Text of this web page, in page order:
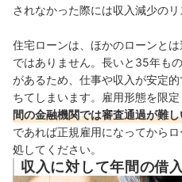
されなかった際には収入減少のリ
住宅ローンは、ほかのローンと
ではありません。長いと35年も
があるため、仕事や収入が安定
ちてしまいます。雇用形態を限定
間の金融機関では審査通過が難
であれば正規雇用になってから
処してください。
収入に対して年間の借